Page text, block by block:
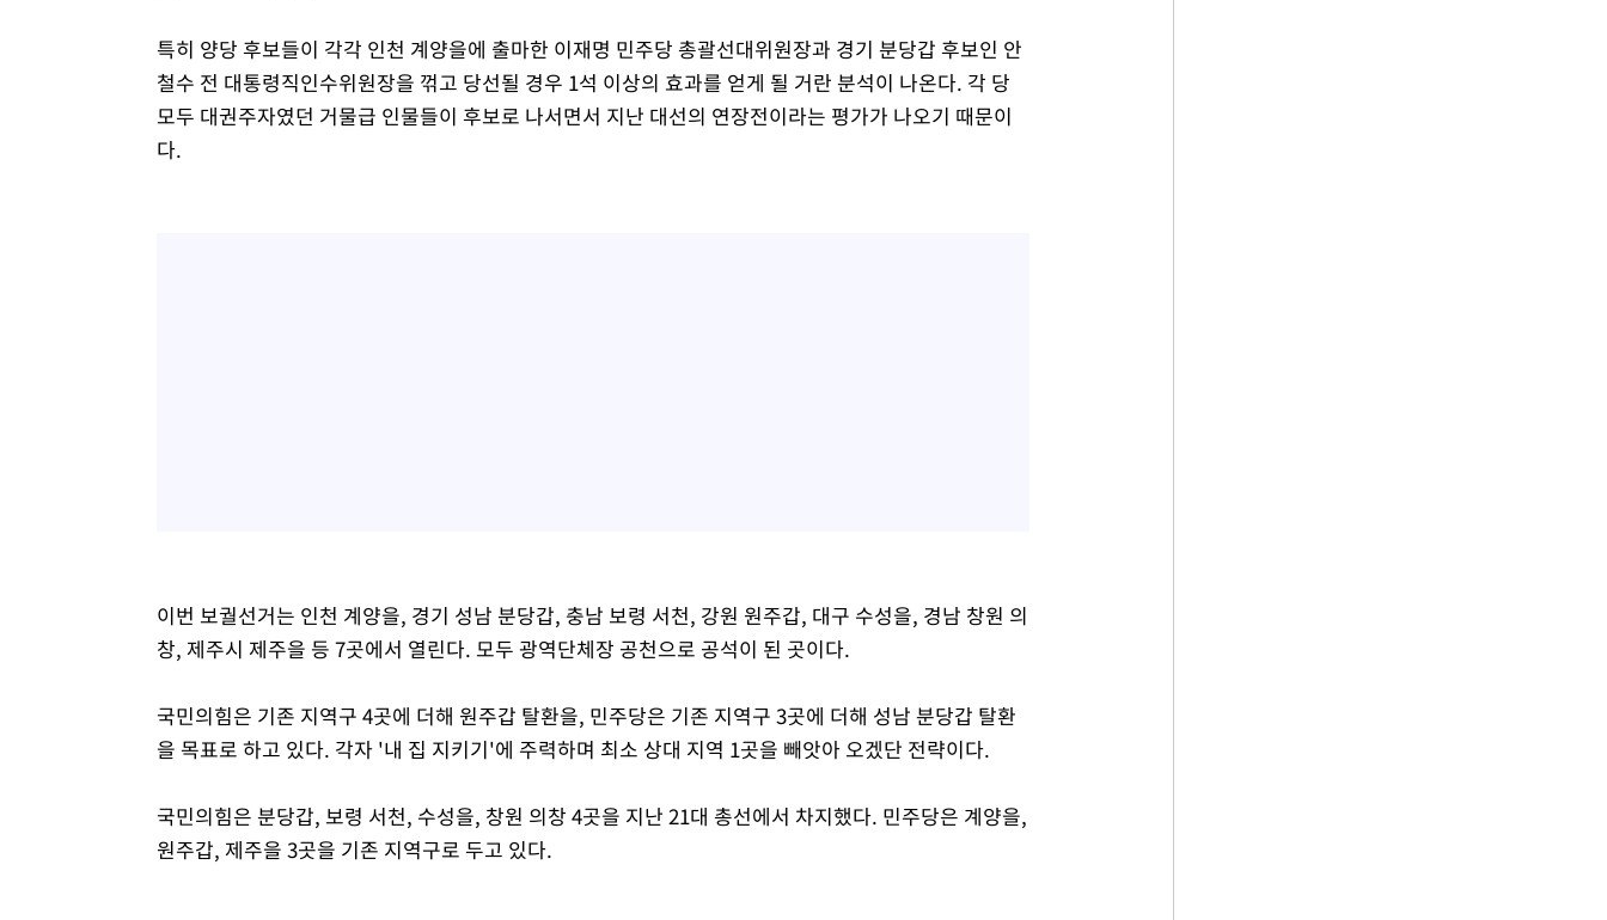
특히 양당 후보들이 각각 인천 계양을에 출마한 이재명 민주당 총괄선대위원장과 경기 분당갑 후보인 안
철수 전 대통령직인수위원장을 꺾고 당선될 경우 1석 이상의 효과를 얻게 될 거란 분석이 나온다. 각 당
모두 대권주자였던 거물급 인물들이 후보로 나서면서 지난 대선의 연장전이라는 평가가 나오기 때문이
다.
이번 보궐선거는 인천 계양을, 경기 성남 분당갑, 충남 보령 서천, 강원 원주갑, 대구 수성을, 경남 창원 의
창, 제주시 제주을 등 7곳에서 열린다. 모두 광역단체장 공천으로 공석이 된 곳이다.
국민의힘은 기존 지역구 4곳에 더해 원주갑 탈환을, 민주당은 기존 지역구 3곳에 더해 성남 분당갑 탈환
을 목표로 하고 있다. 각자 '내 집 지키기'에 주력하며 최소 상대 지역 1곳을 빼앗아 오겠단 전략이다.
국민의힘은 분당갑, 보령 서천, 수성을, 창원 의창 4곳을 지난 21대 총선에서 차지했다. 민주당은 계양을,
원주갑, 제주을 3곳을 기존 지역구로 두고 있다.